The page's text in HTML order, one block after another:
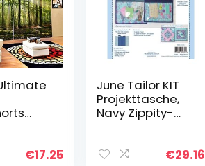
€17.25
June Tailor KIT
Projekttasche,
Navy Zippity-
€29.16